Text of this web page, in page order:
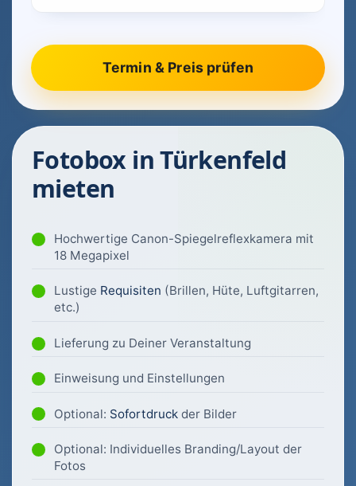
Fotobox in Türkenfeld
mieten
Hochwertige Canon-Spiegelreflexkamera mit
18 Megapixel
Lustige Requisiten (Brillen, Hüte, Luftgitarren,
etc.)
Lieferung zu Deiner Veranstaltung
Einweisung und Einstellungen
Optional: Sofortdruck der Bilder
Optional: Individuelles Branding/Layout der
Fotos